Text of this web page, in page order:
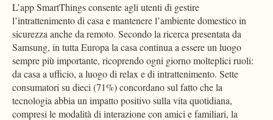
L’app SmartThings consente agli utenti di gestire
l’intrattenimento di casa e mantenere l’ambiente domestico in
sicurezza anche da remoto. Secondo la ricerca presentata da
Samsung, in tutta Europa la casa continua a essere un luogo
sempre più importante, ricoprendo ogni giorno molteplici ruoli:
da casa a ufficio, a luogo di relax e di intrattenimento. Sette
consumatori su dieci (71%) concordano sul fatto che la
tecnologia abbia un impatto positivo sulla vita quotidiana,
compresi le modalità di interazione con amici e familiari, la